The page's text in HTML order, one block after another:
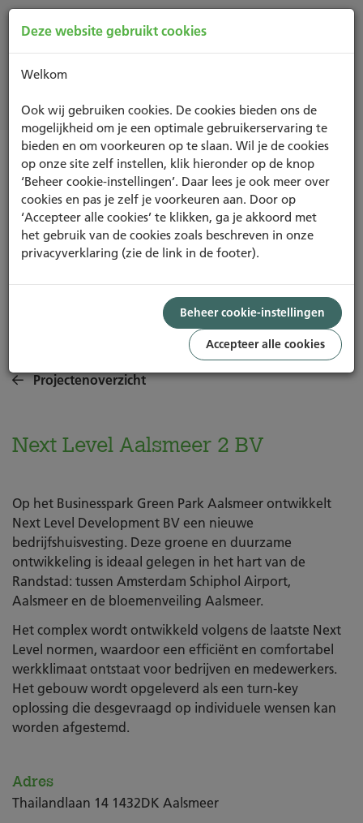
Projecten
NIEUWBOUW EN RENOVATIE
PROJECT
Projectenoverzicht
Next Level Aalsmeer 2 BV
Op het Businesspark Green Park Aalsmeer ontwikkelt
Next Level Development BV een nieuwe
bedrijfshuisvesting. Deze groene en duurzame
ontwikkeling is ideaal gelegen in het hart van de
Randstad: tussen Amsterdam Schiphol Airport,
Aalsmeer en de bloemenveiling Aalsmeer.
Het complex wordt ontwikkeld volgens de laatste Next
Level normen, waardoor een efficiënt en comfortabel
werkklimaat ontstaat voor bedrijven en medewerkers.
Het gebouw wordt opgeleverd als een turn-key
oplossing die desgevraagd op individuele wensen kan
worden afgestemd.
Adres
Thailandlaan 14 1432DK Aalsmeer
Deze website gebruikt cookies
Welkom
Ook wij gebruiken cookies. De cookies bieden ons de
mogelijkheid om je een optimale gebruikerservaring te
bieden en om voorkeuren op te slaan. Wil je de cookies
op onze site zelf instellen, klik hieronder op de knop
‘Beheer cookie-instellingen’. Daar lees je ook meer over
cookies en pas je zelf je voorkeuren aan. Door op
‘Accepteer alle cookies’ te klikken, ga je akkoord met
het gebruik van de cookies zoals beschreven in onze
privacyverklaring (zie de link in de footer).
Beheer cookie-instellingen
Accepteer alle cookies